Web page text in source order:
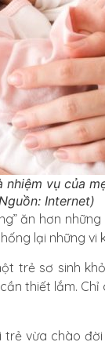
nhiệm vụ của
Internet)
ăn hơn
lại những vi
trẻ sơ sinh
thiết lắm.
trẻ vừa chào